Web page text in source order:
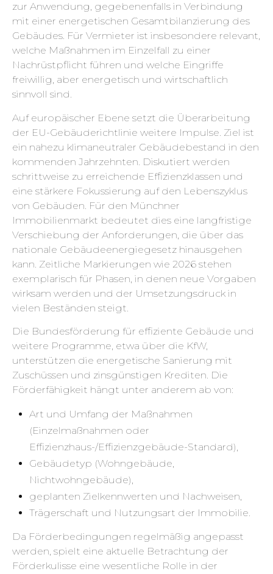
zur Anwendung, gegebenenfalls in Verbindung
mit einer energetischen Gesamtbilanzierung des
Gebäudes. Für Vermieter ist insbesondere relevant,
welche Maßnahmen im Einzelfall zu einer
Nachrüstpflicht führen und welche Eingriffe
freiwillig, aber energetisch und wirtschaftlich
sinnvoll sind.
Auf europäischer Ebene setzt die Überarbeitung
der EU-Gebäuderichtlinie weitere Impulse. Ziel ist
ein nahezu klimaneutraler Gebäudebestand in den
kommenden Jahrzehnten. Diskutiert werden
schrittweise zu erreichende Effizienzklassen und
eine stärkere Fokussierung auf den Lebenszyklus
von Gebäuden. Für den Münchner
Immobilienmarkt bedeutet dies eine langfristige
Verschiebung der Anforderungen, die über das
nationale Gebäudeenergiegesetz hinausgehen
kann. Zeitliche Markierungen wie 2026 stehen
exemplarisch für Phasen, in denen neue Vorgaben
wirksam werden und der Umsetzungsdruck in
vielen Beständen steigt.
Die Bundesförderung für effiziente Gebäude und
weitere Programme, etwa über die KfW,
unterstützen die energetische Sanierung mit
Zuschüssen und zinsgünstigen Krediten. Die
Förderfähigkeit hängt unter anderem ab von:
Art und Umfang der Maßnahmen
(Einzelmaßnahmen oder
Effizienzhaus-/Effizienzgebäude-Standard),
Gebäudetyp (Wohngebäude,
Nichtwohngebäude),
geplanten Zielkennwerten und Nachweisen,
Trägerschaft und Nutzungsart der Immobilie.
Da Förderbedingungen regelmäßig angepasst
werden, spielt eine aktuelle Betrachtung der
Förderkulisse eine wesentliche Rolle in der